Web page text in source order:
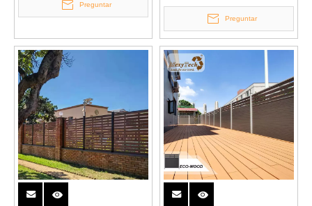
Preguntar
Preguntar